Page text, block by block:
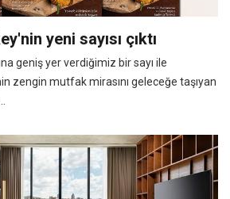
yeni sayısı çıktı
geniş yer verdiğimiz bir sayı ile
zengin mutfak mirasını geleceğe taşıyan